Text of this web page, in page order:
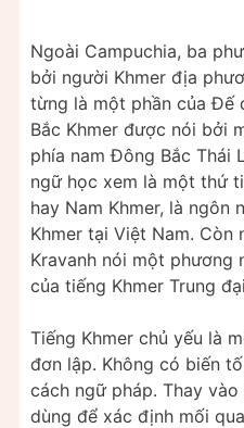
Ngoài Campuchia, ba
bởi người Khmer địa
từng là một phần của Đế
Bắc Khmer được nói bởi
phía nam Đông Bắc Thái
ngữ học xem là một thứ
hay Nam Khmer, là ngôn
Khmer tại Việt Nam. Còn
Kravanh nói một phương
của tiếng Khmer Trung
Tiếng Khmer chủ yếu là
đơn lập. Không có biến
cách ngữ pháp. Thay
dùng để xác định mối